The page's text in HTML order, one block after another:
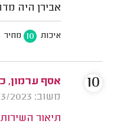
אבירן היה
איכות 10 מחיר
אסף ערמון,
משוב: 01/03/2023
תיאור
10